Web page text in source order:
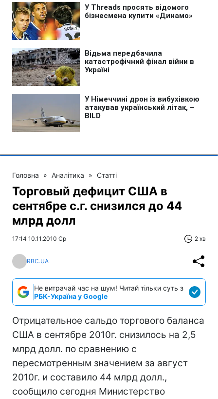
Головна » Аналітика » Статті
Торговый дефицит США в
сентябре с.г. снизился до 44
млрд долл
17:14 10.11.2010 Ср 2 хв
RBC.UA
Не витрачай час на шум! Читай тільки суть з
РБК-Україна у Google
Отрицательное сальдо торгового баланса
США в сентябре 2010г. снизилось на 2,5
млрд долл. по сравнению с
пересмотренным значением за август
2010г. и составило 44 млрд долл.,
сообщило сегодня Министерство